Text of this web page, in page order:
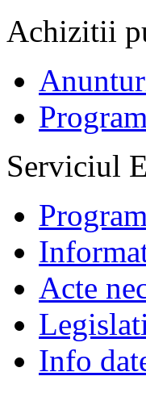
Achizitii
Serviciul
Acte
Info